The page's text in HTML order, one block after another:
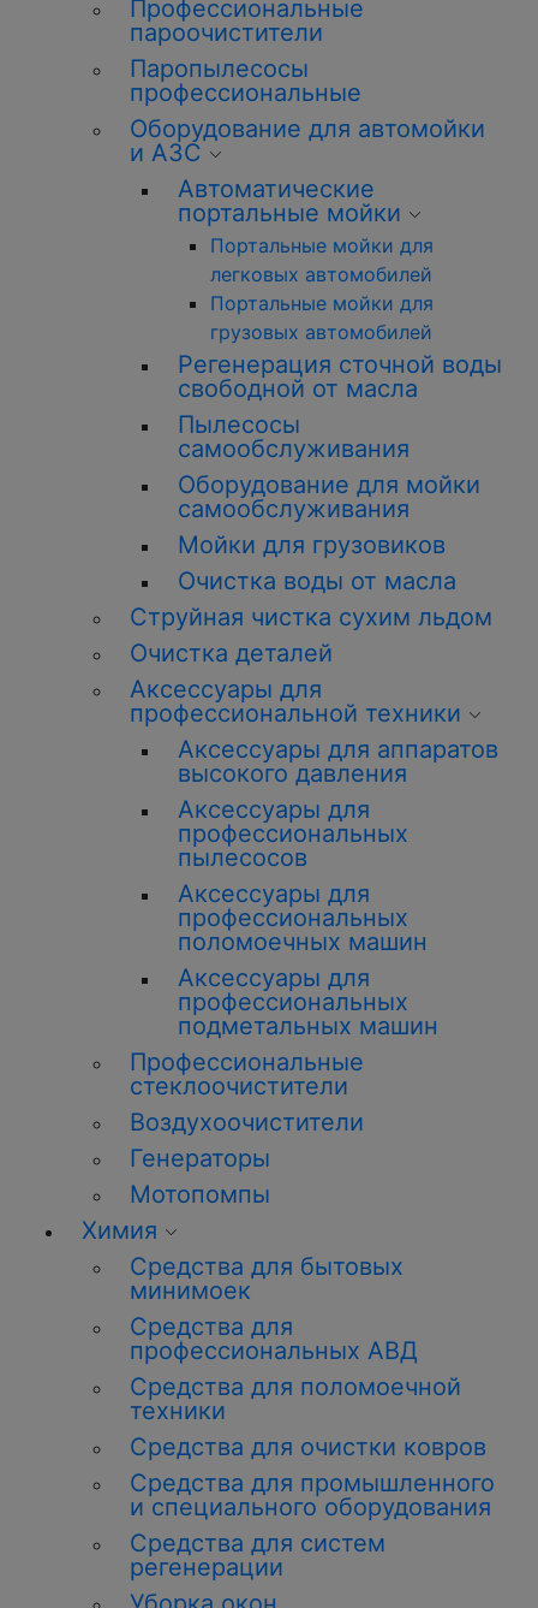
Профессиональные
пароочистители
Паропылесосы
профессиональные
Оборудование для автомойки
и АЗС
Автоматические
портальные мойки
Портальные мойки для
легковых автомобилей
Портальные мойки для
грузовых автомобилей
Регенерация сточной воды
свободной от масла
Пылесосы
самообслуживания
Оборудование для мойки
самообслуживания
Мойки для грузовиков
Очистка воды от масла
Струйная чистка сухим льдом
Очистка деталей
Аксессуары для
профессиональной техники
Аксессуары для аппаратов
высокого давления
Аксессуары для
профессиональных
пылесосов
Аксессуары для
профессиональных
поломоечных машин
Аксессуары для
профессиональных
подметальных машин
Профессиональные
стеклоочистители
Воздухоочистители
Генераторы
Мотопомпы
Химия
Средства для бытовых
минимоек
Средства для
профессиональных АВД
Средства для поломоечной
техники
Средства для очистки ковров
Средства для промышленного
и специального оборудования
Средства для систем
регенерации